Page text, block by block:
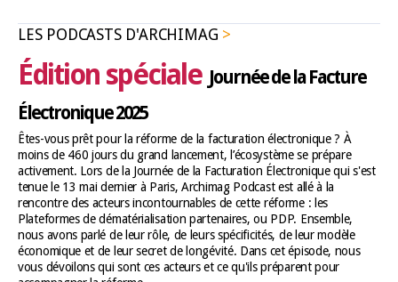
LES PODCASTS D'ARCHIMAG
Édition spéciale Journée de la Facture
Électronique 2025
Êtes-vous prêt pour la réforme de la facturation électronique ? À
moins de 460 jours du grand lancement, l’écosystème se prépare
activement. Lors de la Journée de la Facturation Électronique qui s'est
tenue le 13 mai dernier à Paris, Archimag Podcast est allé à la
rencontre des acteurs incontournables de cette réforme : les
Plateformes de dématérialisation partenaires, ou PDP. Ensemble,
nous avons parlé de leur rôle, de leurs spécificités, de leur modèle
économique et de leur secret de longévité. Dans cet épisode, nous
vous dévoilons qui sont ces acteurs et ce qu'ils préparent pour